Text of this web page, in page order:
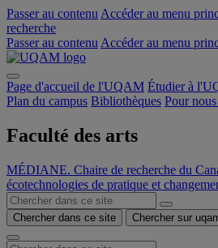
Passer au contenu Accéder au menu
recherche
Passer au contenu Accéder au menu
Page d'accueil de l'UQAM Étudier à
Plan du campus Bibliothèques Pour
Faculté des arts
MÉDIANE. Chaire de recherche du
écotechnologies de pratique et
Chercher dans ce site Chercher sur